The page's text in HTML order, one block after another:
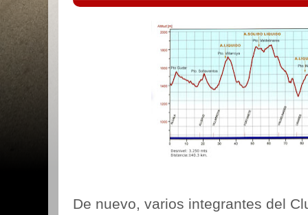
De nuevo, varios integrantes del